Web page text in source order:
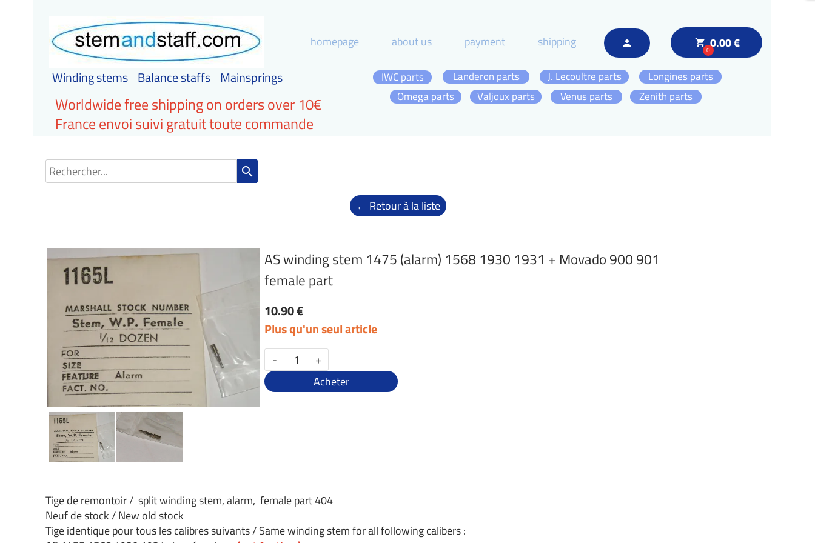
local_grocery_store
00.00 €
person
homepage about us payment shipping
Winding stems Balance staffs Mainsprings
Omega parts Zenith parts
Longines parts
J. Lecoultre parts
IWC parts
Landeron parts
Valjoux parts
Venus parts
Worldwide free shipping on orders over 10€
France envoi suivi gratuit toute commande
search
← Retour à la liste
AS winding stem 1475 (alarm) 1568 1930 1931 + Movado 900 901
female part
10.90 €
Plus qu'un seul article
-
+
Acheter
Tige de remontoir / split winding stem, alarm, female part 404
Neuf de stock / New old stock
Tige identique pour tous les calibres suivants / Same winding stem for all following calibers :